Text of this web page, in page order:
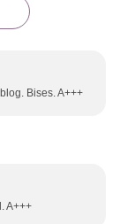
Bises. A+++
A+++